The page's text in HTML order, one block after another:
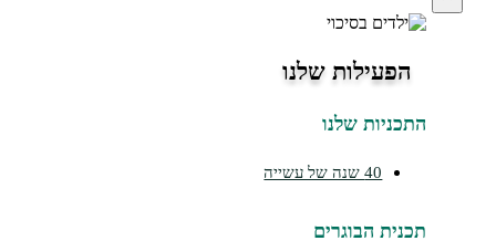
הפעילות שלנו
שלנו
הבוגרים